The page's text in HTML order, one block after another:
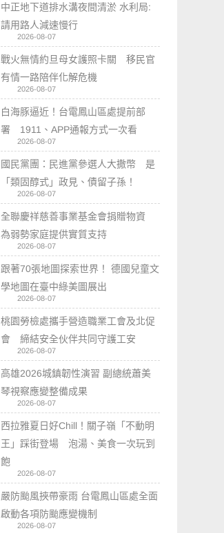
中正地下道排水溝夜間清淤 水利局:
請用路人減速慢行
2026-08-07
戰火無情約旦母女護照卡關 移民官
有情一路陪伴化解危機
2026-08-07
白海豚逼近！台電鳳山區處提前部
署 1911、APP通報方式一次看
2026-08-07
國民黨團：民進黨參選人大撒幣 是
「類固醇式」政見、債留子孫！
2026-08-07
全聯慶祥慈善事業基金會捐贈物資
為弱勢家庭提供實質支持
2026-08-07
跟著70張地圖探索世界！ 德國兒童文
學地圖在臺中綠美圖展出
2026-08-07
桃園勞檢處攜手營造職業工會及北促
會 締結安全伙伴共同守護工安
2026-08-07
高雄2026城鎮韌性演習 副總統蕭美
琴視察應變整備成果
2026-08-07
西拉雅夏日好Chill！關子嶺「不動明
王」踩街登場 泡湯、美食一次玩到
飽
2026-08-07
嚴防颱風挾帶豪雨 台電鳳山區處全面
啟動各項防颱應變機制
2026-08-07